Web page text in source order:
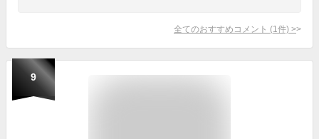
全てのおすすめコメント (1 件) >
9